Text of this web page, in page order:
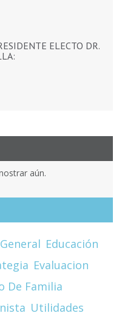
ELECTO DR.
aún.
Educación
Evaluacion
De Familia
Utilidades